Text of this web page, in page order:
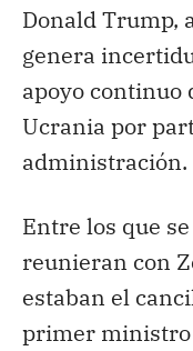
Donald Trump,
genera
apoyo continuo
Ucrania por
administración.
Entre los que
reunieran con
estaban el
primer ministro